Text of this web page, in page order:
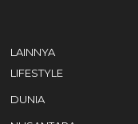
LAINNYA
LIFESTYLE
DUNIA